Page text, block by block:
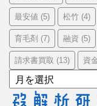
最安値 (5) 松竹 (4)
育毛剤 (7) 融資 (5)
請求書買取 (13) 資
ア
ー
カ